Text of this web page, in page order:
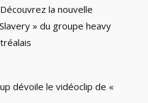
la nouvelle
» du groupe heavy
dévoile le vidéoclip de «